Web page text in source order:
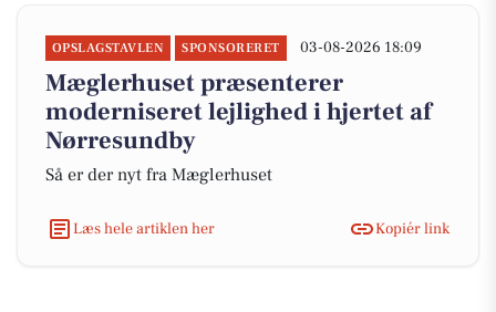
OPSLAGSTAVLEN SPONSORERET 03-08-2026 18:09
Mæglerhuset præsenterer
moderniseret lejlighed i hjertet af
Nørresundby
Så er der nyt fra Mæglerhuset
Læs hele artiklen her Kopiér link